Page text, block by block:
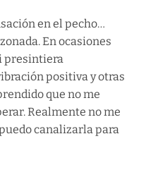
en el pecho…
En ocasiones
presintiera
positiva y otras
que no me
Realmente no me
canalizarla para